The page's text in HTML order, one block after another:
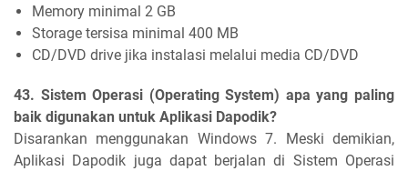
Memory minimal 2 GB
Storage tersisa minimal 400 MB
CD/DVD drive jika instalasi melalui media CD/DVD
43. Sistem Operasi (Operating System) apa yang paling
baik digunakan untuk Aplikasi Dapodik?
Disarankan menggunakan Windows 7. Meski demikian,
Aplikasi Dapodik juga dapat berjalan di Sistem Operasi